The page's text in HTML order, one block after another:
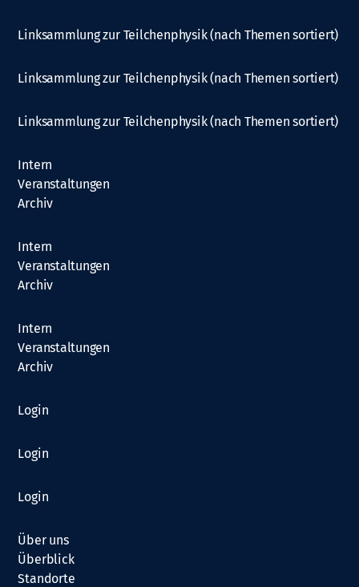
Linksammlung zur Teilchenphysik (nach Themen sortiert)
Linksammlung zur Teilchenphysik (nach Themen sortiert)
Linksammlung zur Teilchenphysik (nach Themen sortiert)
Intern
Veranstaltungen
Archiv
Intern
Veranstaltungen
Archiv
Intern
Veranstaltungen
Archiv
Login
Login
Login
Über uns
Überblick
Standorte